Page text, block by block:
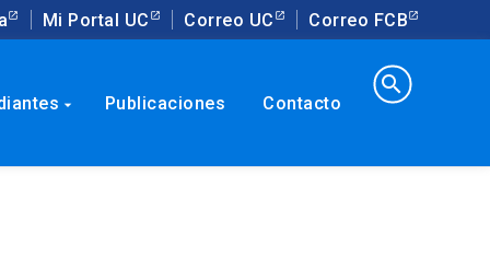
Mi Portal UC Correo UC Correo FCB
arrow_drop_down Publicaciones Contacto
search